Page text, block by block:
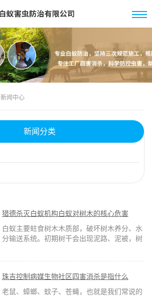
新闻中心
新闻分类
猎德杀灭白蚁机构白蚁对树木的核心危害
白蚁主要蛀食树木木质部，破坏树木养分、水
分输送系统。初期树干会出现泥路、泥被，树
珠吉控制病媒生物社区四害消杀是指什么
老鼠、蟑螂、蚊子、苍蝇，也就是我们常说的